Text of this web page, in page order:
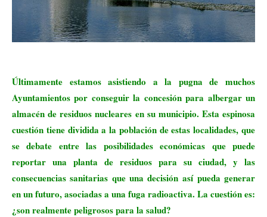
Últimamente estamos asistiendo a la pugna de muchos
Ayuntamientos por conseguir la concesión para albergar un
almacén de residuos nucleares en su municipio. Esta espinosa
cuestión tiene dividida a la población de estas localidades, que
se debate entre las posibilidades económicas que puede
reportar una planta de residuos para su ciudad, y las
consecuencias sanitarias que una decisión así pueda generar
en un futuro, asociadas a una fuga radioactiva. La cuestión es:
¿son realmente peligrosos para la salud?